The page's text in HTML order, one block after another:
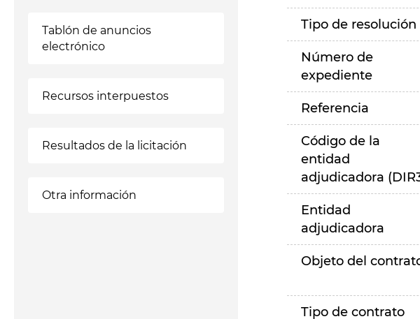
Tablón de anuncios
electrónico
Recursos interpuestos
Resultados de la licitación
Otra información
Tipo de resolución
Número de
expediente
Referencia
Código de la
entidad
adjudicadora
Entidad
adjudicadora
Objeto del
Tipo de contrato